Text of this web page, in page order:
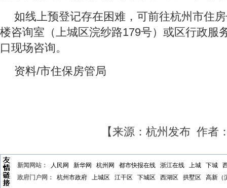
如线上预登记存在困难，可前往杭州市住
楼咨询室（上城区浣纱路179号）或区行政服
口现场咨询。
资料/市住保房管局
【来源：杭州发布 作者
新闻网站： 人民网 新华网 杭州网 都市快报在线 浙江在线 上城 下城
政府门户网：
杭州市政府 上城区 江干区 下城区 西湖区 拱墅区 高新（